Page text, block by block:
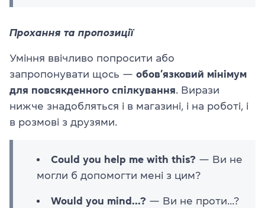
Прохання та пропозиції
Уміння ввічливо попросити або
запропонувати щось — обов’язковий мінімум
для повсякденного спілкування . Вирази
нижче знадобляться і в магазині, і на роботі, і
в розмові з друзями.
Could you help me with this? — Ви не
могли б допомогти мені з цим?
Would you mind...? — Ви не проти...?